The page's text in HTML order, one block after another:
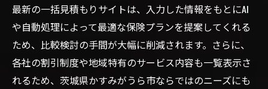
最新の一括見積もりサイトは、入力した情報をもとにAI
や自動処理によって最適な保険プランを提案してくれる
ため、比較検討の手間が大幅に削減されます。さらに、
各社の割引制度や地域特有のサービス内容も一覧表示さ
れるため、茨城県かすみがうら市ならではのニーズにも